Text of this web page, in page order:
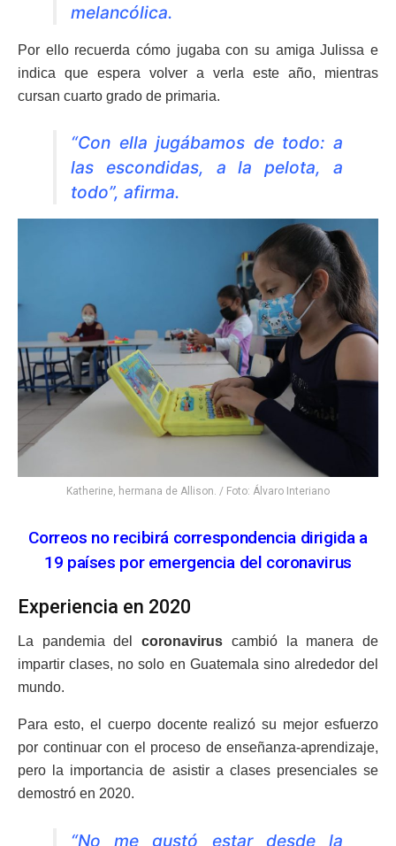
melancólica.
Por ello recuerda cómo jugaba con su amiga Julissa e
indica que espera volver a verla este año, mientras
cursan cuarto grado de primaria.
“Con ella jugábamos de todo: a
las escondidas, a la pelota, a
todo”, afirma.
Katherine, hermana de Allison. / Foto: Álvaro Interiano
Correos no recibirá correspondencia dirigida a
19 países por emergencia del coronavirus
Experiencia en 2020
La pandemia delcoronavirus cambió la manera de
impartir clases, no solo en Guatemala sino alrededor del
mundo.
Para esto, el cuerpo docente realizó su mejor esfuerzo
por continuar con el proceso de enseñanza-aprendizaje,
pero la importancia de asistir a clases presenciales se
demostró en 2020.
“No me gustó estar desde la